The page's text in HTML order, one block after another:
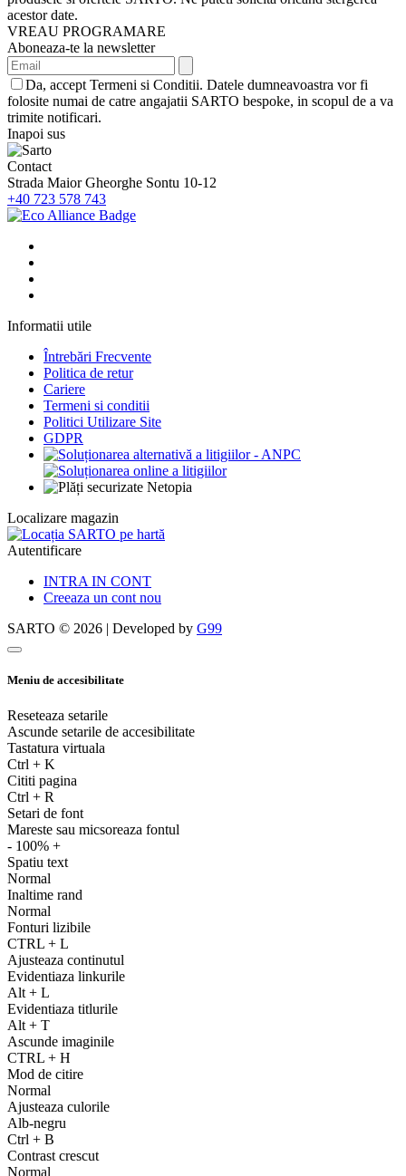
acestor date.
VREAU PROGRAMARE
Aboneaza-te la newsletter
Da, accept Termeni si Conditii. Datele dumneavoastra vor fi
folosite numai de catre angajatii SARTO bespoke, in scopul de a va
trimite notificari.
Inapoi sus
Contact
Strada Maior Gheorghe Sontu 10-12
+40 723 578 743
Informatii utile
Întrebări Frecvente
Politica de retur
Cariere
Termeni si conditii
Politici Utilizare Site
GDPR
Localizare magazin
Autentificare
INTRA IN CONT
Creeaza un cont nou
SARTO © 2026 | Developed by G99
Meniu de accesibilitate
Reseteaza setarile
Ascunde setarile de accesibilitate
Tastatura virtuala
Ctrl + K
Cititi pagina
Ctrl + R
Setari de font
Mareste sau micsoreaza fontul
- 100% +
Spatiu text
Normal
Inaltime rand
Normal
Fonturi lizibile
CTRL + L
Ajusteaza continutul
Evidentiaza linkurile
Alt + L
Evidentiaza titlurile
Alt + T
Ascunde imaginile
CTRL + H
Mod de citire
Normal
Ajusteaza culorile
Alb-negru
Ctrl + B
Contrast crescut
Normal